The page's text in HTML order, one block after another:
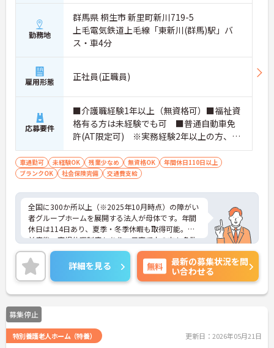
勤務地
群馬県 桐生市 新里町新川719-5
上毛電気鉄道上毛線「東新川(群馬)駅」バ
ス・車4分
雇用形態 正社員(正職員)
応募要件
■介護職経験1年以上（無資格可）■福祉資
格有る方は未経験でも可 ■普通自動車免
許(AT限定可) ※実務経験2年以上の方、障
がい者福祉に関する経験をお持ちの方大歓
迎
車通勤可 未経験OK 残業少なめ 無資格OK
年間休日110日以上
ブランクOK
社会保険完備 交通費支給
全国に300か所以上（※2025年10月時点）の障がい
者グループホームを展開する法人が母体です。年間
休日は114日あり、夏季・冬季休暇も取得可能。産
前産後・育児休暇制度もあり、子育て中の方も多数
活躍中で、ワークライフバランスを大切にしながら
働ける環境が整っています。研修制度や外部勉強会
の受講支援もあり、スキルアップもしっかりサポー
ト。将来的には管理者やエリアマネージャーへのキ
ャリアアップも目指せます。20代から60代まで幅広
い年代のスタッフが活躍しており、和やかな雰囲気
の職場です。介護経験を活かしたい方、福祉の資格
をお持ちの方、安定した法人でキャリアを築きたい
方におすすめです。
詳細を見る 無料
最新の募集状況を問
い合わせる
募集停止
特別養護老人ホーム（特養） 更新日：2026年05月21日